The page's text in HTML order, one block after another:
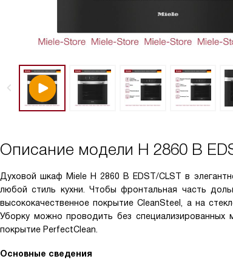
Описание модели H 2860 B
Духовой шкаф Miele H 2860 B EDST/CLST в
любой стиль кухни. Чтобы фронтальная часть
высококачественное покрытие CleanSteel, а на
Уборку можно проводить без специализированных
покрытие PerfectClean.
Основные сведения